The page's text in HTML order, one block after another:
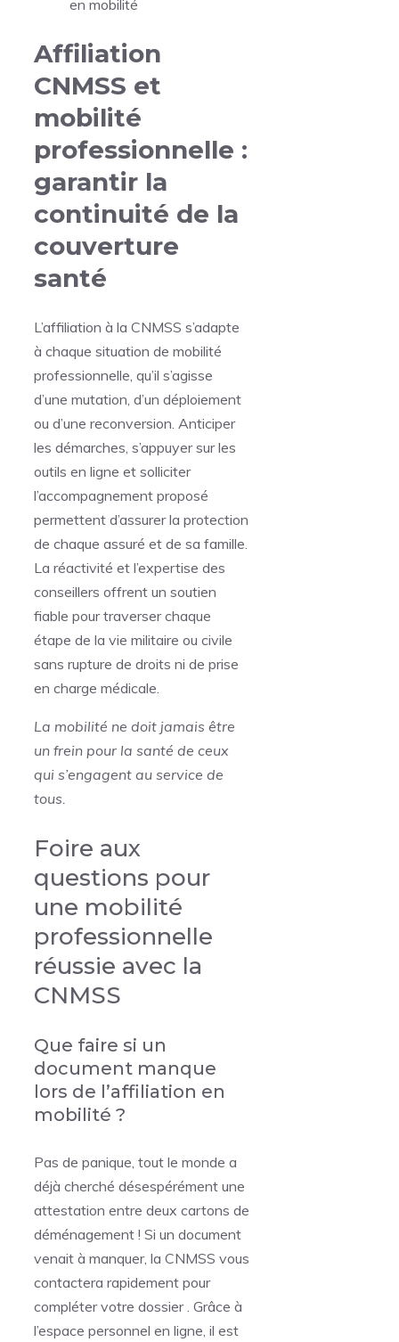
en mobilité
Affiliation
CNMSS et
mobilité
professionnelle :
garantir la
continuité de la
couverture
santé
L’affiliation à la CNMSS s’adapte
à chaque situation de mobilité
professionnelle, qu’il s’agisse
d’une mutation, d’un déploiement
ou d’une reconversion. Anticiper
les démarches, s’appuyer sur les
outils en ligne et solliciter
l’accompagnement proposé
permettent d’assurer la protection
de chaque assuré et de sa famille.
La réactivité et l’expertise des
conseillers offrent un soutien
fiable pour traverser chaque
étape de la vie militaire ou civile
sans rupture de droits ni de prise
en charge médicale.
La mobilité ne doit jamais être
un frein pour la santé de ceux
qui s’engagent au service de
tous.
Foire aux
questions pour
une mobilité
professionnelle
réussie avec la
CNMSS
Que faire si un
document manque
lors de l’affiliation en
mobilité ?
Pas de panique, tout le monde a
déjà cherché désespérément une
attestation entre deux cartons de
déménagement ! Si un document
venait à manquer, la CNMSS vous
contactera rapidement pour
compléter votre dossier . Grâce à
l’espace personnel en ligne, il est